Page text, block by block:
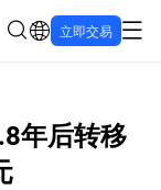
立即交易
年后转移